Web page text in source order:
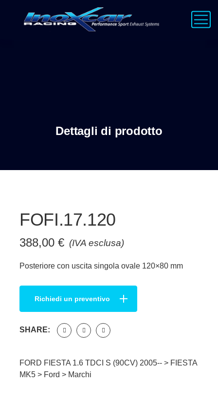
Dettagli di prodotto
FOFI.17.120
(IVA esclusa)
388,00 €
Posteriore con uscita singola ovale 120×80 mm
Richiedi un preventivo
SHARE:
FORD FIESTA 1.6 TDCI S (90CV) 2005-- > FIESTA
MK5 > Ford > Marchi